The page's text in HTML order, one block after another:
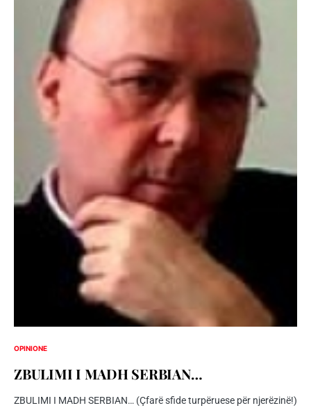
OPINIONE
ZBULIMI I MADH SERBIAN…
ZBULIMI I MADH SERBIAN… (Çfarë sfide turpëruese për njerëzinë!)